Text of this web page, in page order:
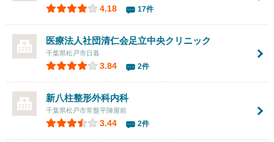
4.18 17件
医療法人社団清仁会足立中央クリニック
千葉県松戸市日暮
3.84 2件
新八柱整形外科内科
千葉県松戸市常盤平陣屋前
3.44 2件